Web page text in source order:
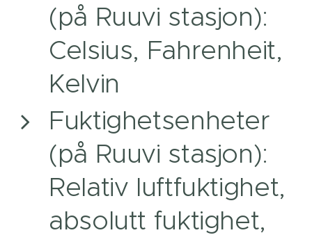
(på Ruuvi stasjon):
Celsius, Fahrenheit,
Kelvin
Fuktighetsenheter
(på Ruuvi stasjon):
Relativ luftfuktighet,
absolutt fuktighet,